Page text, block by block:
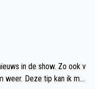
in de show. Zo ook v
weer. Deze tip kan ik met